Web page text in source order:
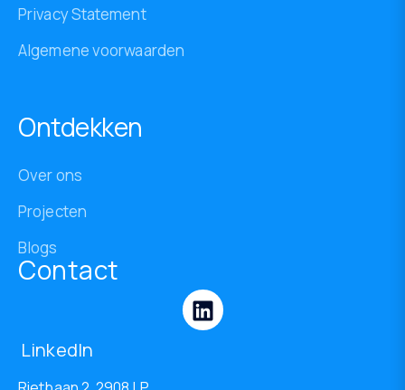
Privacy Statement
Algemene voorwaarden
Ontdekken
Over ons
Projecten
Blogs
Contact
LinkedIn